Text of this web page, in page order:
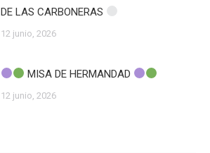
DE LAS CARBONERAS
12 junio, 2026
MISA DE HERMANDAD
12 junio, 2026